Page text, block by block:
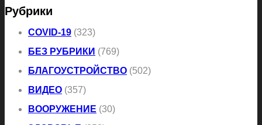
Рубрики
COVID-19 (323)
БЕЗ РУБРИКИ (769)
БЛАГОУСТРОЙСТВО (502)
ВИДЕО (357)
ВООРУЖЕНИЕ (30)